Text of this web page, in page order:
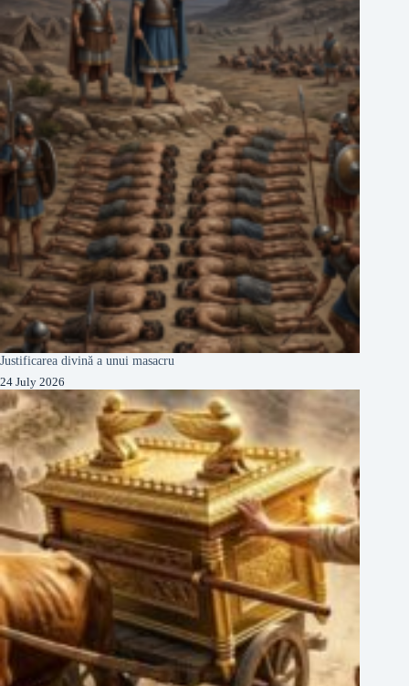
Justificarea divină a unui masacru
24 July 2026